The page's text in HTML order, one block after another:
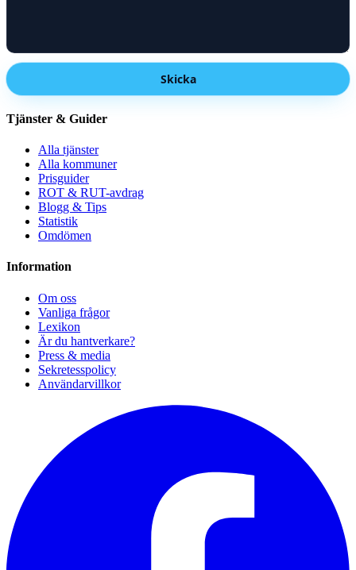
Skicka
Tjänster & Guider
Alla tjänster
Alla kommuner
Prisguider
ROT & RUT-avdrag
Blogg & Tips
Statistik
Omdömen
Information
Om oss
Vanliga frågor
Lexikon
Är du hantverkare?
Press & media
Sekretesspolicy
Användarvillkor